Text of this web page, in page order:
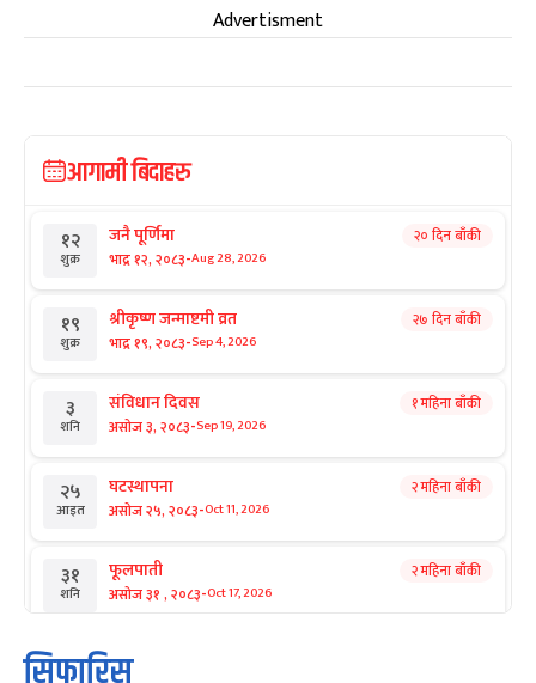
Advertisment
आगामी बिदाहरु
१२
शुक्र
जनै पूर्णिमा
भाद्र १२, २०८३-Aug 28, 2026
२० दिन बाँकी
१९
शुक्र
श्रीकृष्ण जन्माष्टमी व्रत
भाद्र १९, २०८३-Sep 4, 2026
२७ दिन बाँकी
३
शनि
संविधान दिवस
असोज ३, २०८३-Sep 19, 2026
१ महिना बाँकी
२५
आइत
घटस्थापना
असोज २५, २०८३-Oct 11, 2026
२ महिना बाँकी
३१
शनि
फूलपाती
असोज ३१ , २०८३-Oct 17, 2026
२ महिना बाँकी
१
आइत
कार्तिक सङ्क्रान्ति
कार्तिक १, २०८३